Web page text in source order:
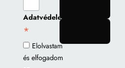
Adatvédelem
*
Elolvastam
és elfogadom